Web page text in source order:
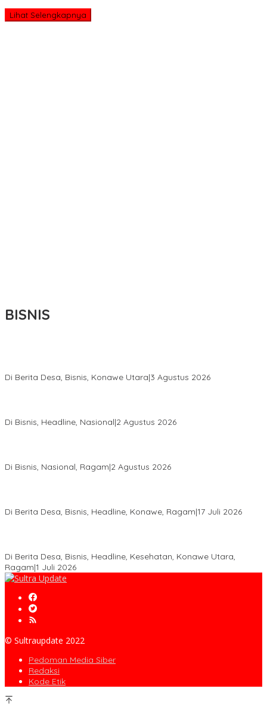
Lihat Selengkapnya
BISNIS
Di Berita Desa, Bisnis, Konawe Utara|3 Agustus 2026
Di Bisnis, Headline, Nasional|2 Agustus 2026
Di Bisnis, Nasional, Ragam|2 Agustus 2026
Di Berita Desa, Bisnis, Headline, Konawe, Ragam|17 Juli 2026
Di Berita Desa, Bisnis, Headline, Kesehatan, Konawe Utara,
Ragam|1 Juli 2026
© Sultraupdate 2022
Pedoman Media Siber
Redaksi
Kode Etik